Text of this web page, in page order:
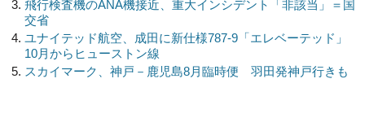
飛行検査機のANA機接近、重大インシデント「非該当」＝国
交省
ユナイテッド航空、成田に新仕様787-9「エレベーテッド」
10月からヒューストン線
スカイマーク、神戸－鹿児島8月臨時便 羽田発神戸行きも